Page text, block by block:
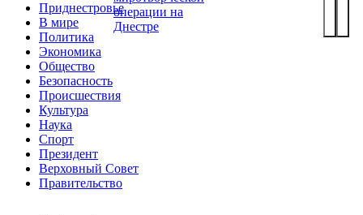
Приднестровье
В мире
Политика
Экономика
Общество
Безопасность
Происшествия
Культура
Наука
Спорт
Президент
Верховный Совет
Правительство
операции на
Днестре